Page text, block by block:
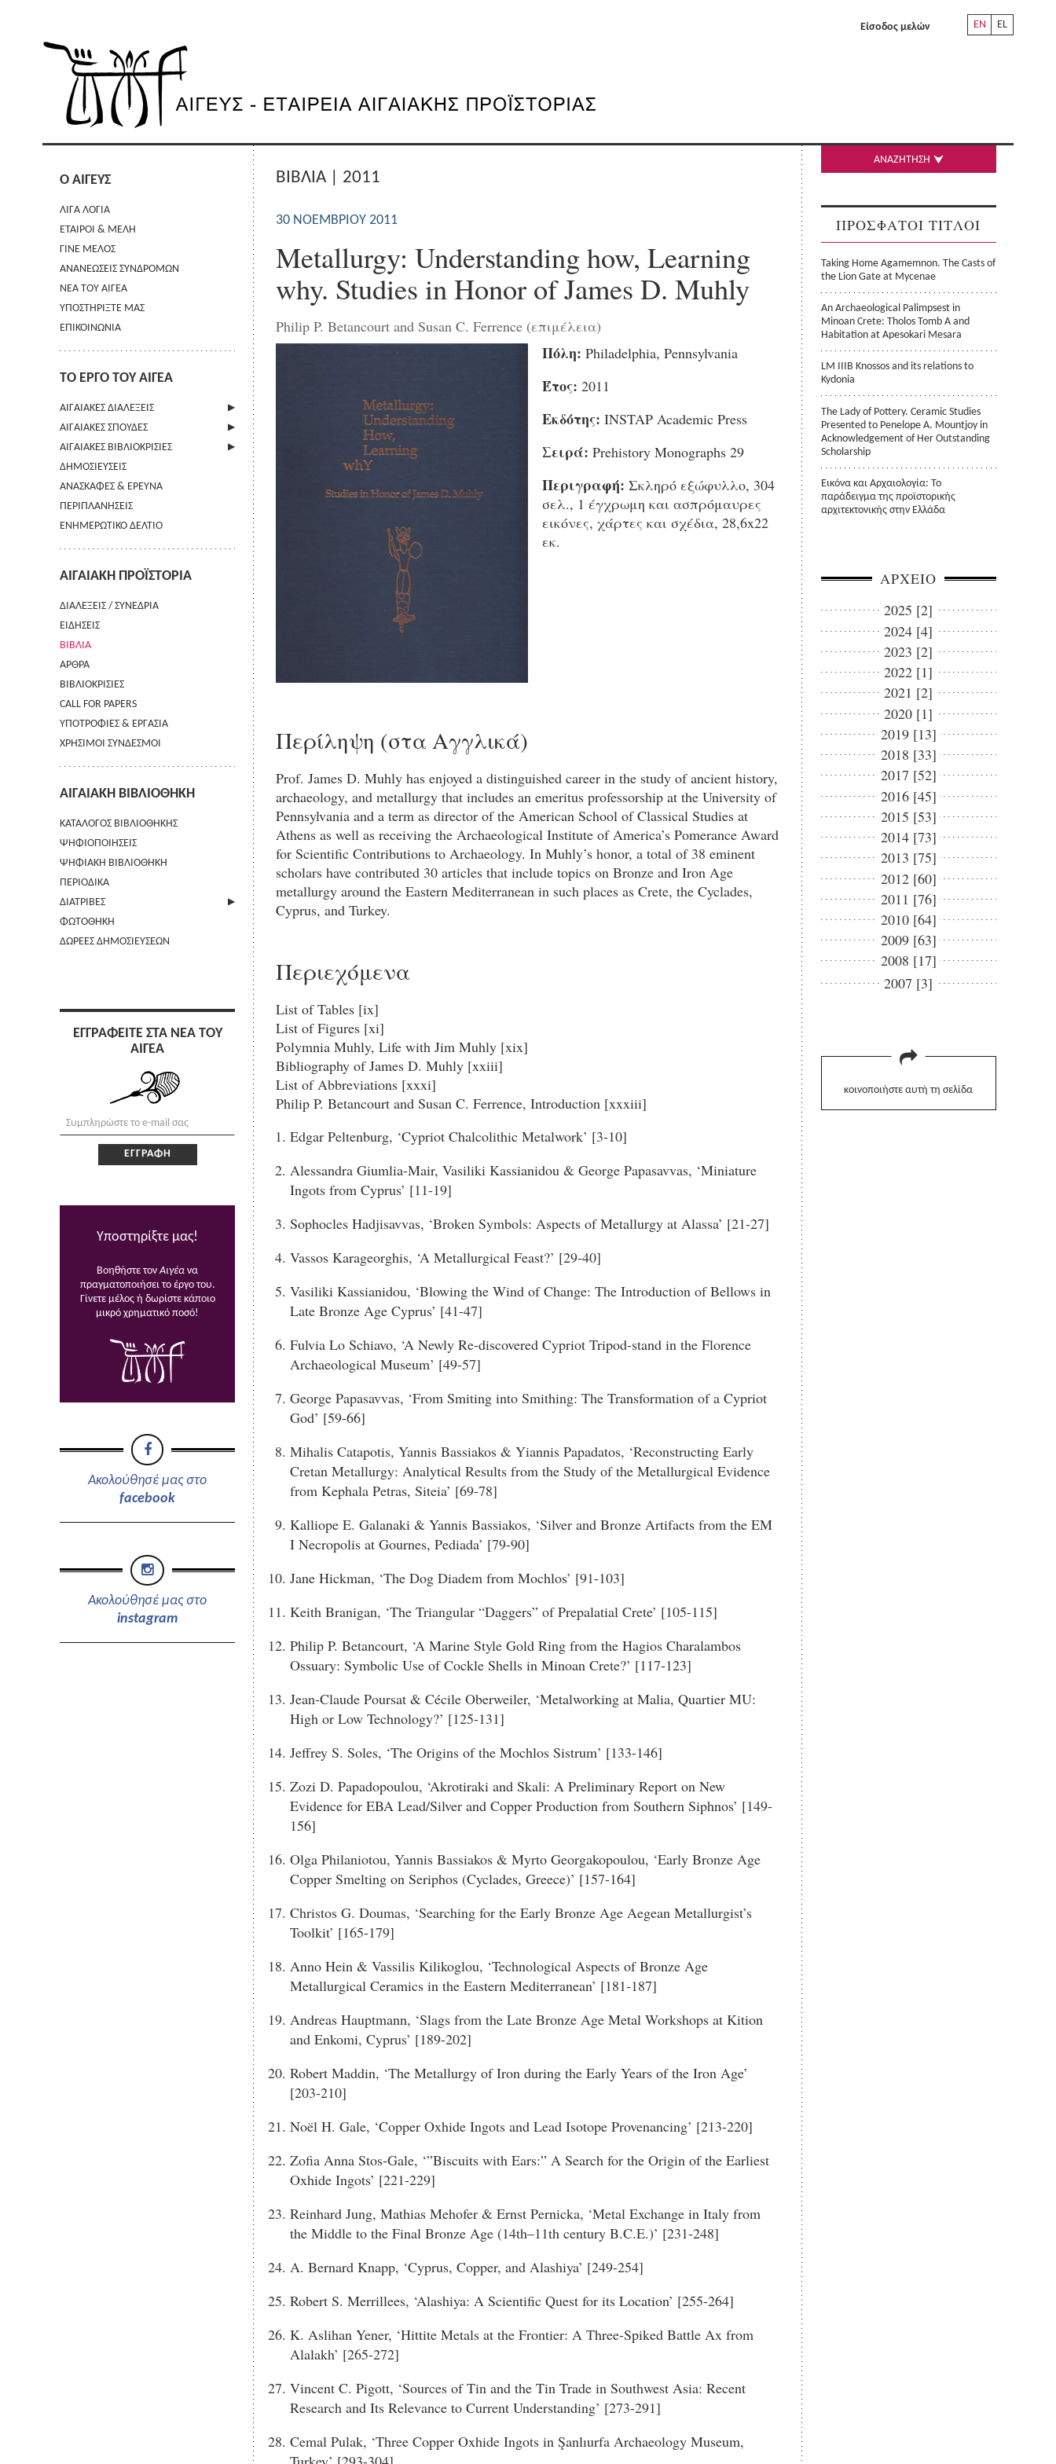
EN EL
Είσοδος μελών
Ο ΑΙΓΕΥΣ
ΛΙΓΑ ΛΟΓΙΑ
ΕΤΑΙΡΟΙ & ΜΕΛΗ
ΓΙΝΕ ΜΕΛΟΣ
ΑΝΑΝΕΩΣΕΙΣ ΣΥΝΔΡΟΜΩΝ
ΝΕΑ ΤΟΥ ΑΙΓΕΑ
ΥΠΟΣΤΗΡΙΞΤΕ ΜΑΣ
ΕΠΙΚΟΙΝΩΝΙΑ
ΤΟ ΕΡΓΟ ΤΟΥ ΑΙΓΕΑ
ΑΙΓΑΙΑΚΕΣ ΔΙΑΛΕΞΕΙΣ
ΠΛΗΡΟΦΟΡΙΕΣ
ΑΙΓΑΙΑΚΕΣ ΣΠΟΥΔΕΣ
ΠΛΗΡΟΦΟΡΙΕΣ
ΟΔΗΓΙΕΣ ΠΡΟΣ ΣΥΓΓΡΑΦΕΙΣ
ΟΡΟΙ ΧΡΗΣΗΣ
ΕΠΙΚΟΙΝΩΝΙΑ
ΑΙΓΑΙΑΚΕΣ ΒΙΒΛΙΟΚΡΙΣΙΕΣ
ΠΛΗΡΟΦΟΡΙΕΣ
ΔΗΜΟΣΙΕΥΣΕΙΣ
ΑΝΑΣΚΑΦΕΣ & ΕΡΕΥΝΑ
ΠΕΡΙΠΛΑΝΗΣΕΙΣ
ΕΝΗΜΕΡΩΤΙΚΟ ΔΕΛΤΙΟ
ΑΙΓΑΙΑΚΗ ΠΡΟΪΣΤΟΡΙΑ
ΔΙΑΛΕΞΕΙΣ / ΣΥΝΕΔΡΙΑ
ΕΙΔΗΣΕΙΣ
ΒΙΒΛΙΑ
ΑΡΘΡΑ
ΒΙΒΛΙΟΚΡΙΣΙΕΣ
CALL FOR PAPERS
ΥΠΟΤΡΟΦΙΕΣ & ΕΡΓΑΣΙΑ
ΧΡΗΣΙΜΟΙ ΣΥΝΔΕΣΜΟΙ
ΑΙΓΑΙΑΚΗ ΒΙΒΛΙΟΘΗΚΗ
ΚΑΤΑΛΟΓΟΣ ΒΙΒΛΙΟΘΗΚΗΣ
ΨΗΦΙΟΠΟΙΗΣΕΙΣ
ΨΗΦΙΑΚΗ ΒΙΒΛΙΟΘΗΚΗ
ΠΕΡΙΟΔΙΚΑ
ΔΙΑΤΡΙΒΕΣ
ΑΠΟΣΤΟΛΗ ΠΕΡΙΛΗΨΗΣ
ΦΩΤΟΘΗΚΗ
ΔΩΡΕΕΣ ΔΗΜΟΣΙΕΥΣΕΩΝ
ΕΓΓΡΑΦΕΙΤΕ ΣΤΑ ΝΕΑ ΤΟΥ
ΑΙΓΕΑ
Υποστηρίξτε μας!
Βοηθήστε τονΑιγέα να
πραγματοποιήσει το έργο του.
Γίνετε μέλος ή δωρίστε κάποιο
μικρό χρηματικό ποσό!
Ακολούθησέ μας στο
facebook
Ακολούθησέ μας στο
instagram
ΒΙΒΛΙΑ | 2011
30 ΝΟΕΜΒΡΊΟΥ 2011
Metallurgy: Understanding how, Learning
why. Studies in Honor of James D. Muhly
Philip P. Betancourt and Susan C. Ferrence (επιμέλεια)
Πόλη: Philadelphia, Pennsylvania
Έτος: 2011
Εκδότης: INSTAP Academic Press
Σειρά: Prehistory Monographs 29
Περιγραφή: Σκληρό εξώφυλλο, 304
σελ., 1 έγχρωμη και ασπρόμαυρες
εικόνες, χάρτες και σχέδια, 28,6x22
εκ.
Περίληψη (στα Αγγλικά)
Prof. James D. Muhly has enjoyed a distinguished career in the study of ancient history,
archaeology, and metallurgy that includes an emeritus professorship at the University of
Pennsylvania and a term as director of the American School of Classical Studies at
Athens as well as receiving the Archaeological Institute of America’s Pomerance Award
for Scientific Contributions to Archaeology. In Muhly’s honor, a total of 38 eminent
scholars have contributed 30 articles that include topics on Bronze and Iron Age
metallurgy around the Eastern Mediterranean in such places as Crete, the Cyclades,
Cyprus, and Turkey.
Περιεχόμενα
List of Tables [ix]
List of Figures [xi]
Polymnia Muhly, Life with Jim Muhly [xix]
Bibliography of James D. Muhly [xxiii]
List of Abbreviations [xxxi]
Philip P. Betancourt and Susan C. Ferrence, Introduction [xxxiii]
Edgar Peltenburg, ‘Cypriot Chalcolithic Metalwork’ [3-10]
Alessandra Giumlia-Mair, Vasiliki Kassianidou & George Papasavvas, ‘Miniature
Ingots from Cyprus’ [11-19]
Sophocles Hadjisavvas, ‘Broken Symbols: Aspects of Metallurgy at Alassa’ [21-27]
Vassos Karageorghis, ‘A Metallurgical Feast?’ [29-40]
Vasiliki Kassianidou, ‘Blowing the Wind of Change: The Introduction of Bellows in
Late Bronze Age Cyprus’ [41-47]
Fulvia Lo Schiavo, ‘A Newly Re-discovered Cypriot Tripod-stand in the Florence
Archaeological Museum’ [49-57]
George Papasavvas, ‘From Smiting into Smithing: The Transformation of a Cypriot
God’ [59-66]
Mihalis Catapotis, Yannis Bassiakos & Yiannis Papadatos, ‘Reconstructing Early
Cretan Metallurgy: Analytical Results from the Study of the Metallurgical Evidence
from Kephala Petras, Siteia’ [69-78]
Kalliope E. Galanaki & Yannis Bassiakos, ‘Silver and Bronze Artifacts from the EM
I Necropolis at Gournes, Pediada’ [79-90]
Jane Hickman, ‘The Dog Diadem from Mochlos’ [91-103]
Keith Branigan, ‘The Triangular “Daggers” of Prepalatial Crete’ [105-115]
Philip P. Betancourt, ‘A Marine Style Gold Ring from the Hagios Charalambos
Ossuary: Symbolic Use of Cockle Shells in Minoan Crete?’ [117-123]
Jean-Claude Poursat & Cécile Oberweiler, ‘Metalworking at Malia, Quartier MU:
High or Low Technology?’ [125-131]
Jeffrey S. Soles, ‘The Origins of the Mochlos Sistrum’ [133-146]
Zozi D. Papadopoulou, ‘Akrotiraki and Skali: A Preliminary Report on New
Evidence for EBA Lead/Silver and Copper Production from Southern Siphnos’ [149-
156]
Olga Philaniotou, Yannis Bassiakos & Myrto Georgakopoulou, ‘Early Bronze Age
Copper Smelting on Seriphos (Cyclades, Greece)’ [157-164]
Christos G. Doumas, ‘Searching for the Early Bronze Age Aegean Metallurgist’s
Toolkit’ [165-179]
Anno Hein & Vassilis Kilikoglou, ‘Technological Aspects of Bronze Age
Metallurgical Ceramics in the Eastern Mediterranean’ [181-187]
Andreas Hauptmann, ‘Slags from the Late Bronze Age Metal Workshops at Kition
and Enkomi, Cyprus’ [189-202]
Robert Maddin, ‘The Metallurgy of Iron during the Early Years of the Iron Age’
[203-210]
Noël H. Gale, ‘Copper Oxhide Ingots and Lead Isotope Provenancing’ [213-220]
Zofia Anna Stos-Gale, ‘”Biscuits with Ears:” A Search for the Origin of the Earliest
Oxhide Ingots’ [221-229]
Reinhard Jung, Mathias Mehofer & Ernst Pernicka, ‘Metal Exchange in Italy from
the Middle to the Final Bronze Age (14th–11th century B.C.E.)’ [231-248]
A. Bernard Knapp, ‘Cyprus, Copper, and Alashiya’ [249-254]
Robert S. Merrillees, ‘Alashiya: A Scientific Quest for its Location’ [255-264]
K. Aslihan Yener, ‘Hittite Metals at the Frontier: A Three-Spiked Battle Ax from
Alalakh’ [265-272]
Vincent C. Pigott, ‘Sources of Tin and the Tin Trade in Southwest Asia: Recent
Research and Its Relevance to Current Understanding’ [273-291]
Cemal Pulak, ‘Three Copper Oxhide Ingots in Şanlıurfa Archaeology Museum,
ΑΝΑΖΗΤΗΣΗ
ΠΡΟΣΦΑΤΟΙ ΤΙΤΛΟΙ
Taking Home Agamemnon. The Casts of
the Lion Gate at Mycenae
An Archaeological Palimpsest in
Minoan Crete: Tholos Tomb A and
Habitation at Apesokari Mesara
LM IIIB Knossos and its relations to
Kydonia
The Lady of Pottery. Ceramic Studies
Presented to Penelope A. Mountjoy in
Acknowledgement of Her Outstanding
Scholarship
Εικόνα και Αρχαιολογία: Το
παράδειγμα της προϊστορικής
αρχιτεκτονικής στην Ελλάδα
ΑΡΧΕΙΟ
2025 [2]
2024 [4]
2023 [2]
2022 [1]
2021 [2]
2020 [1]
2019 [13]
2018 [33]
2017 [52]
2016 [45]
2015 [53]
2014 [73]
2013 [75]
2012 [60]
2011 [76]
2010 [64]
2009 [63]
2008 [17]
2007 [3]
κοινοποιήστε αυτή τη σελίδα